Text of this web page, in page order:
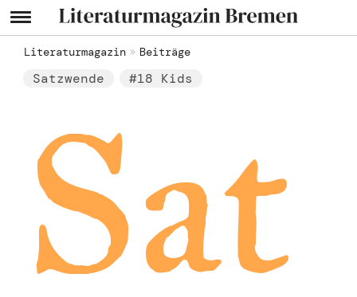
Literaturmagazin Beiträge
Satzwende #18 Kids
Sat